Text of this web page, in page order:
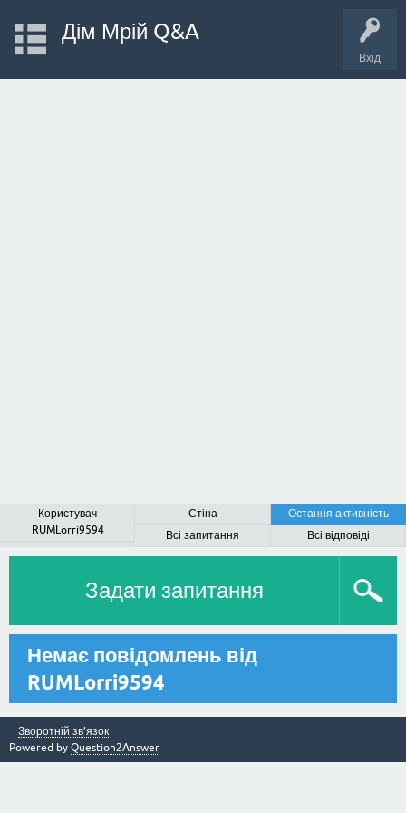
Вхід
Дім Мрій Q&A
Користувач
RUMLorri9594
Стіна
Остання активність
Всі запитання
Всі відповіді
Задати запитання
Немає повідомлень від
RUMLorri9594
Зворотній зв’язок
Powered by Question2Answer